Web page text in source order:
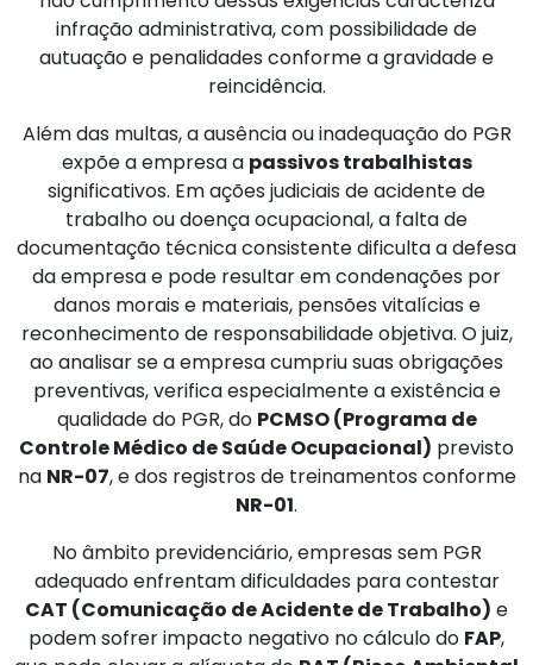
infração administrativa, com possibilidade de
autuação e penalidades conforme a gravidade e
reincidência.
Além das multas, a ausência ou inadequação do PGR
expõe a empresa a passivos trabalhistas
significativos. Em ações judiciais de acidente de
trabalho ou doença ocupacional, a falta de
documentação técnica consistente dificulta a defesa
da empresa e pode resultar em condenações por
danos morais e materiais, pensões vitalícias e
reconhecimento de responsabilidade objetiva. O juiz,
ao analisar se a empresa cumpriu suas obrigações
preventivas, verifica especialmente a existência e
qualidade do PGR, do PCMSO (Programa de
Controle Médico de Saúde Ocupacional) previsto
na NR-07, e dos registros de treinamentos conforme
NR-01.
No âmbito previdenciário, empresas sem PGR
adequado enfrentam dificuldades para contestar
CAT (Comunicação de Acidente de Trabalho) e
podem sofrer impacto negativo no cálculo do FAP,